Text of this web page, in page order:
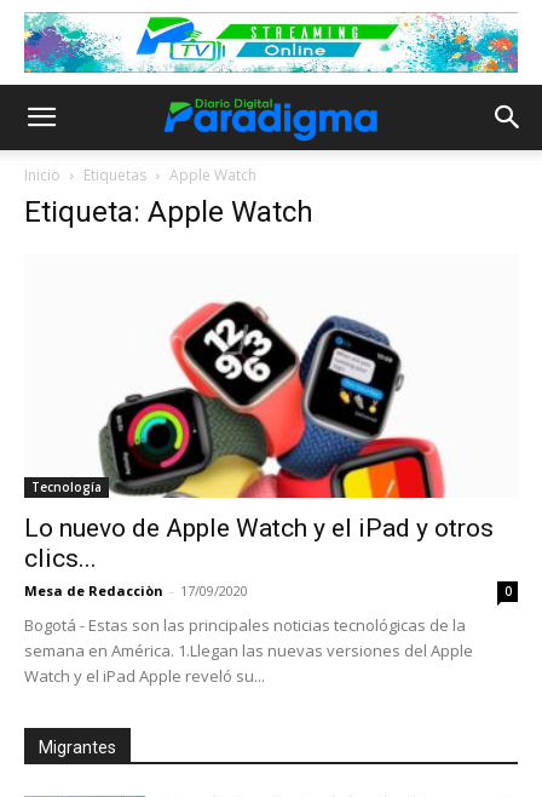
Inicio Etiquetas Apple Watch
Etiqueta: Apple Watch
Tecnología
Lo nuevo de Apple Watch y el iPad y otros
clics...
Mesa de Redacciòn - 17/09/2020 0
Bogotá - Estas son las principales noticias tecnológicas de la
semana en América. 1.Llegan las nuevas versiones del Apple
Watch y el iPad Apple reveló su...
Migrantes